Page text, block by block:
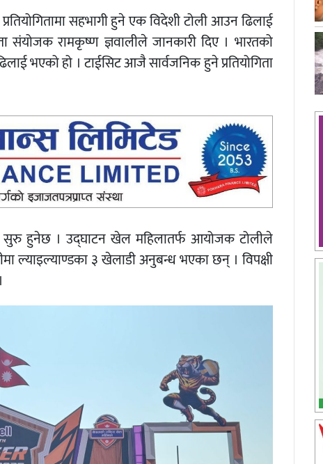
सहभागी हुने एक विदेशी टोली आउन ढिलाई
संयोजक रामकृष्ण ज्ञवालीले जानकारी दिए । भारतको
भएको हो । टाईसिट आजै सार्वजनिक हुने प्रतियोगिता
सुरु हुनेछ । उद्घाटन खेल महिलातर्फ आयोजक टोलीले
ल्याइल्याण्डका ३ खेलाडी अनुबन्ध भएका छन् । विपक्षी